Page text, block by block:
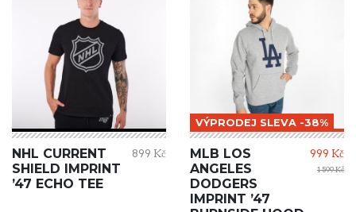
NHL CURRENT
SHIELD IMPRINT
’47 ECHO TEE
899 Kč
VÝPRODEJ SLEVA -38%
MLB LOS
ANGELES
DODGERS
IMPRINT ’47
999 Kč
1 599 Kč